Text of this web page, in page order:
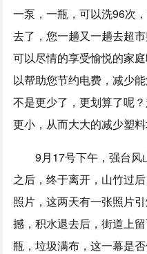
一泵，一瓶，可以洗96次
去了，您一趟又一趟去超
可以尽情的享受愉悦的家
以帮助您节约电费，减少
不是更少了，更划算了呢
更小，从而大大的减少塑料
9月17号下午，强台
之后，终于离开，山竹过
照片，这两天有一张照片
撼，积水退去后，街道上
瓶，垃圾满布，这一幕是